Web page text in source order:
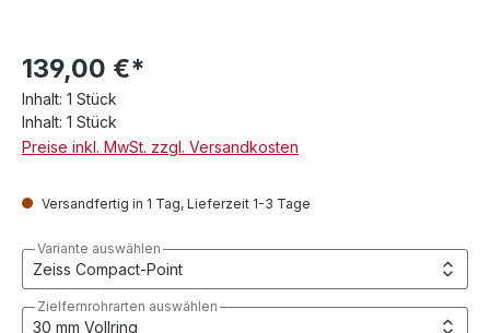
139,00 €*
Inhalt: 1 Stück
Inhalt: 1 Stück
Preise inkl. MwSt. zzgl. Versandkosten
Versandfertig in 1 Tag, Lieferzeit 1-3 Tage
Variante auswählen
Zielfernrohrarten auswählen